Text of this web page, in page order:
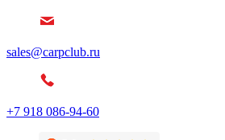
sales@carpclub.ru
+7 918 086-94-60